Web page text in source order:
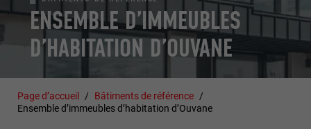
ENSEMBLE D’IMMEUBLES
D’HABITATION D’OUVANE
Page d’accueil
Bâtiments de référence
Ensemble d’immeubles d’habitation d’Ouvane